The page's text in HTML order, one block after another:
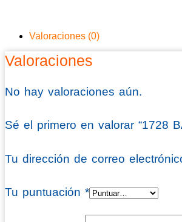
Valoraciones (0)
Valoraciones
No hay valoraciones aún.
Sé el primero en valorar “1728
Tu dirección de correo
Tu puntuación *